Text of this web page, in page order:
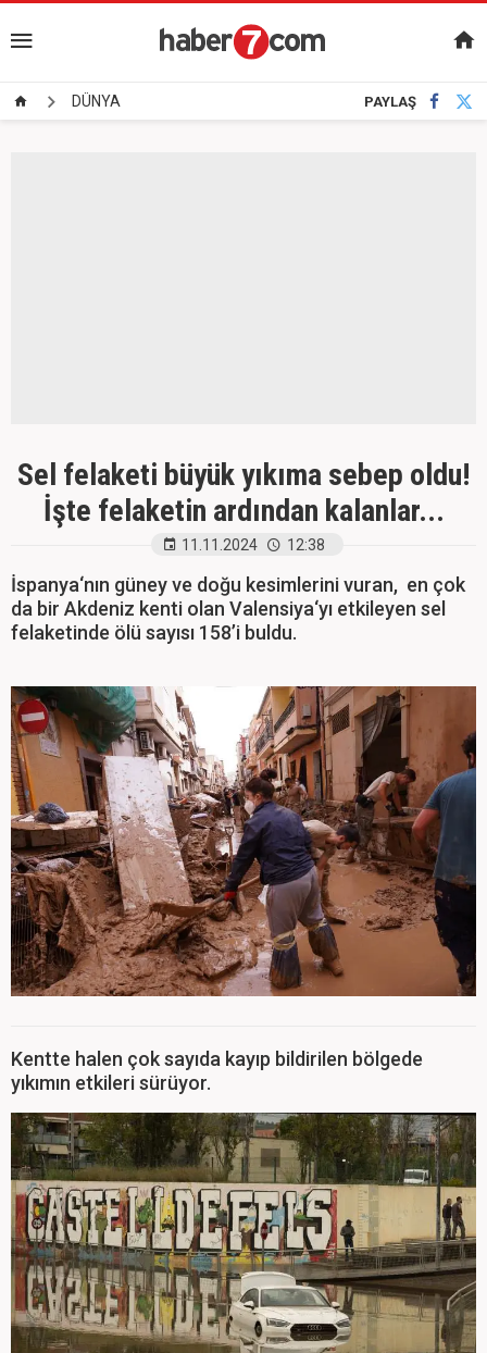
DÜNYA PAYLAŞ
Sel felaketi büyük yıkıma sebep oldu!
İşte felaketin ardından kalanlar...
11.11.2024 12:38
İspanya‘nın güney ve doğu kesimlerini vuran, en çok
da bir Akdeniz kenti olan Valensiya‘yı etkileyen sel
felaketinde ölü sayısı 158’i buldu.
Kentte halen çok sayıda kayıp bildirilen bölgede
yıkımın etkileri sürüyor.